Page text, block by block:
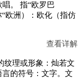
唱。 指“欧罗巴
欧洲）：欧化（指仿
查看详解
纹理或形象：灿若文
的符号：文字。文